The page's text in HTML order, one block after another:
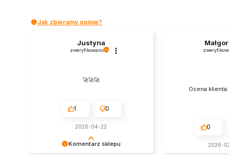
Jak zbieramy opinie?
Komentarz sklepu
Justyna
zweryfikowano
🚀🚀🚀
1 0
2026-04-22
Ocena klienta:
0
2026-